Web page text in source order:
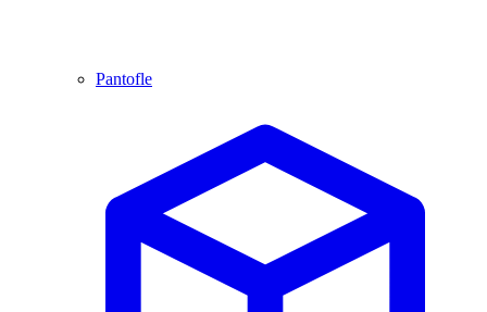
Pantofle